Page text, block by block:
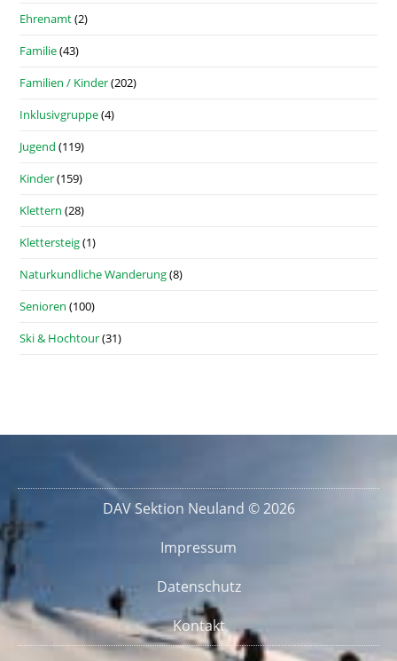
Ehrenamt(2)
Familie(43)
Familien / Kinder(202)
Inklusivgruppe(4)
Jugend (119)
Kinder(159)
Klettern (28)
Klettersteig(1)
Naturkundliche Wanderung(8)
Senioren (100)
Ski & Hochtour(31)
DAV Sektion Neuland © 2026
Impressum
Datenschutz
Kontakt